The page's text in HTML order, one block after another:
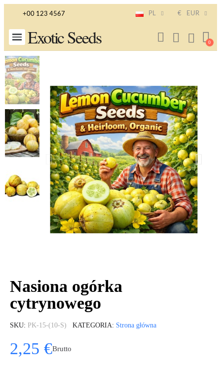
+00 123 4567 PL € EUR
Exotic Seeds
Nasiona ogórka
cytrynowego
SKU PK-15-(10-S) KATEGORIA Strona główna
2,25 €Brutto